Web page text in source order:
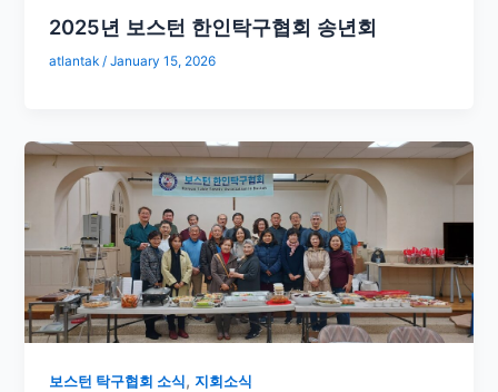
2025년 보스턴 한인탁구협회 송년회
atlantak/January 15, 2026
보스턴 탁구협회 소식,지회소식